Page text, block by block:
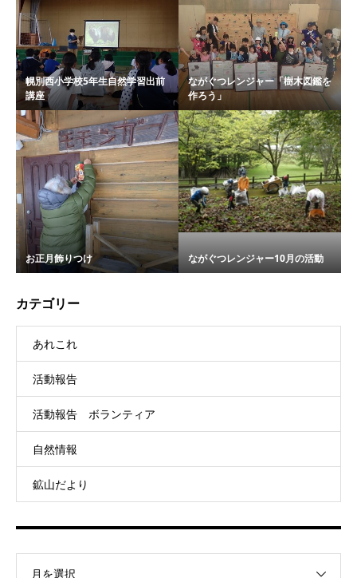
幌別西小学校5年生自然学習出前
講座
ながぐつレンジャー「樹木図鑑を
作ろう」
お正月飾りつけ ながぐつレンジャー10月の活動
カテゴリー
あれこれ
活動報告
活動報告 ボランティア
自然情報
鉱山だより
月を選択